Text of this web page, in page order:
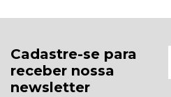
Cadastre-se para
receber nossa
newsletter